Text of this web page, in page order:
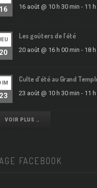
16 16 août @ 10 h 30 min - 11
20
Les goûters de l’été
20 août @ 16 h 00 min - 18
23
Culte d’été au Grand
23 août @ 10 h 30 min - 11
VOIR PLUS …
FACEBOOK